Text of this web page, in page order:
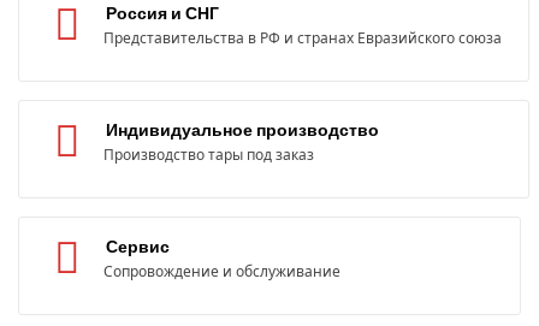
Россия и СНГ
Представительства в РФ и странах Евразийского союза
Индивидуальное производство
Производство тары под заказ
Сервис
Сопровождение и обслуживание